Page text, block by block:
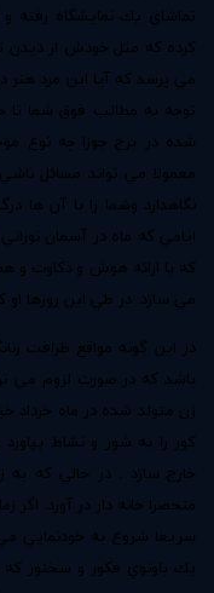
تماشاي يك نمايشگاه رفته
كرده كه مثل خودش از ديدن
مي پرسد كه آيا اين مرد
توجه به مطالب فوق شما
شده در برج جوزا چه نوع
معمولا مي تواند مسائل
نگاهدارد وشما را با آن ها
ايامي كه ماه در آسمان
كه با ارائه هوش و ذكاوت و
مي سازد. در طي اين روزها او
در اين گونه مواقع ظرافت
باشد كه در صورت لزوم مي
زن متولد شده در ماه خرداد
كور را به شور و نشاط
خارج سازد . در حالي كه
منحصرا خانه دار در آورد.
سريعا شروع به خودنمايي
يك باونوي فكور و سخنور كه